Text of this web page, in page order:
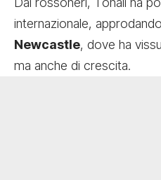
internazionale,
Newcastle, dove ha
ma anche di crescita.